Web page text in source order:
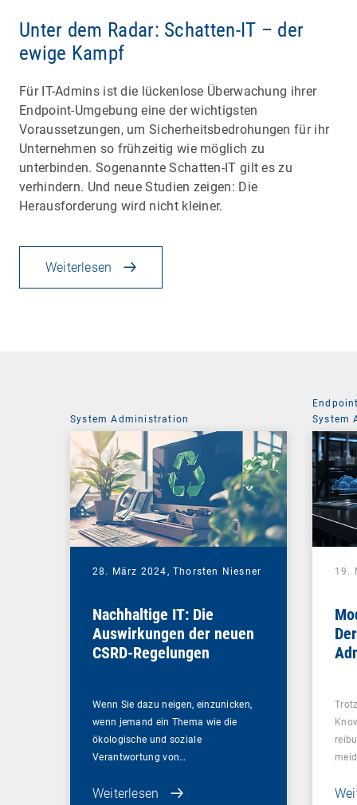
Unter dem Radar: Schatten-IT – der
ewige Kampf
Für IT-Admins ist die lückenlose Überwachung ihrer
Endpoint-Umgebung eine der wichtigsten
Voraussetzungen, um Sicherheitsbedrohungen für ihr
Unternehmen so frühzeitig wie möglich zu
unterbinden. Sogenannte Schatten-IT gilt es zu
verhindern. Und neue Studien zeigen: Die
Herausforderung wird nicht kleiner.
Weiterlesen
System Administration
28. März 2024, Thorsten Niesner
Nachhaltige IT: Die
Auswirkungen der neuen
CSRD-Regelungen
Wenn Sie dazu neigen, einzunicken,
wenn jemand ein Thema wie die
ökologische und soziale
Verantwortung von…
Weiterlesen
System
19.